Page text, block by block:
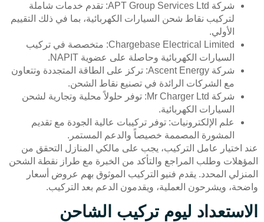
شركة APT Group Services Ltd: تقدم خدمات شاملة
لتركيب نقاط شحن السيارات الكهربائية، بما في ذلك التقييم
الأولي.
Chargebase Electrical Limited: متخصصة في تركيب
السيارات الكهربائية وحاصلة على عضوية NAPIT.
شركة Ascent Energy: تركز على الطاقة المتجددة وتتعاون
مع الشركات الرائدة في تصنيع نقاط الشحن.
شركة Mr Charger Ltd: توفر حلولاً محلية وتجارية لشحن
السيارات الكهربائية.
علم الإلكترونيات: توفر تركيبات عالية الجودة مع تقديم
المشورة المصممة خصيصاً والدعم المستمر.
عند اختيار عامل التركيب، يجب على مالكي المنازل التحقق من
المؤهلات وطلب المراجع والتأكد من الخبرة مع طراز نقطة الشحن
المنزلي المحدد. يقدم فنيو التركيب الموثوق بهم عروض أسعار
واضحة، ويشرحون العملية، ويقدمون الدعم بعد التركيب.
الاستعداد ليوم تركيب الشاحن